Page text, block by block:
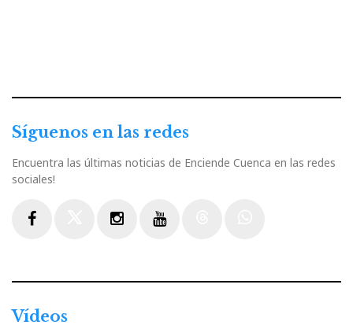
Síguenos en las redes
Encuentra las últimas noticias de Enciende Cuenca en las redes
sociales!
Vídeos